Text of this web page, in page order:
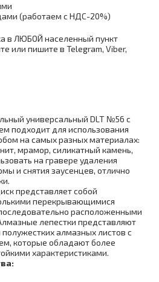
(работаем с НДС-20%)
в ЛЮБОЙ населенный пункт
или пишите в Telegram, Viber,
универсальный DLT №56 с
подходит для использования
на самых разных материалах:
мрамор, силикатный камень,
на гравере удаления
и снятия заусенцев, отлично
представляет собой
перекрывающимися
расположенными
лепестки представляют
алмазных листов с
которые обладают более
характеристиками.